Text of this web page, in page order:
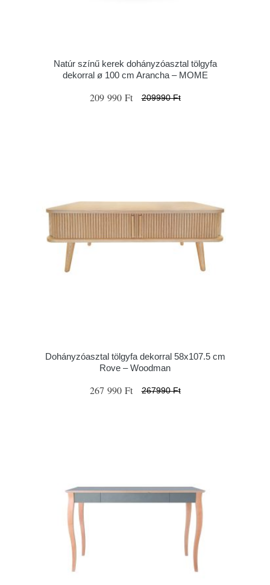
Natúr színű kerek dohányzóasztal tölgyfa
dekorral ø 100 cm Arancha – MOME
209 990 Ft 209990 Ft
Dohányzóasztal tölgyfa dekorral 58x107.5 cm
Rove – Woodman
267 990 Ft 267990 Ft